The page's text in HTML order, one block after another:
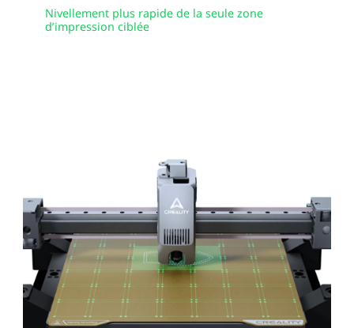
Nivellement plus rapide de la seule zone
d’impression ciblée